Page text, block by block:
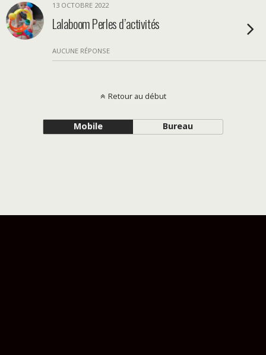
13 OCTOBRE 2022
Lalaboom Perles d’activités
AUCUNE RÉPONSE
Retour au début
Mobile Bureau